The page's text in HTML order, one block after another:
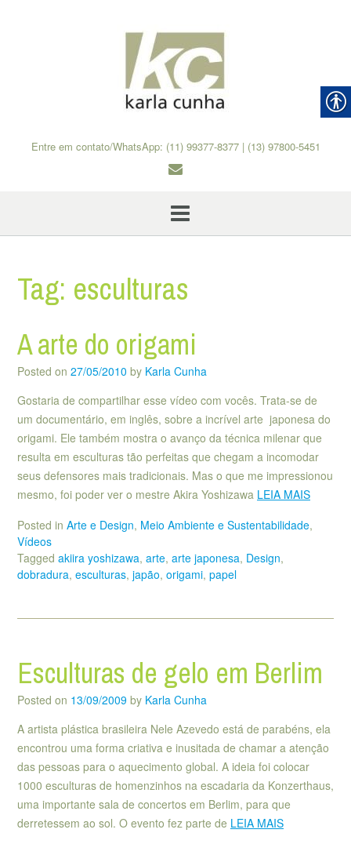
Entre em contato/WhatsApp: (11) 99377-8377 | (13) 97800-5451
Tag: esculturas
A arte do origami
Posted on 27/05/2010 by Karla Cunha
Gostaria de compartilhar esse vídeo com vocês. Trata-se de
um documentário, em inglês, sobre a incrível arte japonesa do
origami. Ele também mostra o avanço da técnica milenar que
resulta em esculturas tão perfeitas que chegam a incomodar
seus defensores mais tradicionais. Mas o que me impressionou
mesmo, foi poder ver o mestre Akira Yoshizawa LEIA MAIS
Posted in Arte e Design, Meio Ambiente e Sustentabilidade,
Vídeos
Tagged akiira yoshizawa, arte, arte japonesa, Design,
dobradura, esculturas, japão, origami, papel
Esculturas de gelo em Berlim
Posted on 13/09/2009 by Karla Cunha
A artista plástica brasileira Nele Azevedo está de parabéns, ela
encontrou uma forma criativa e inusitada de chamar a atenção
das pessoas para o aquecimento global. A ideia foi colocar
1000 esculturas de homenzinhos na escadaria da Konzerthaus,
uma importante sala de concertos em Berlim, para que
derretessem ao sol. O evento fez parte de LEIA MAIS